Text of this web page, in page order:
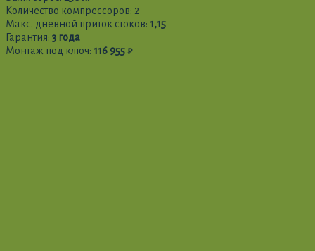
Количество компрессоров: 2
Макс. дневной приток стоков: 1,15
Гарантия: 3 года
Монтаж под ключ: 116 955 ₽